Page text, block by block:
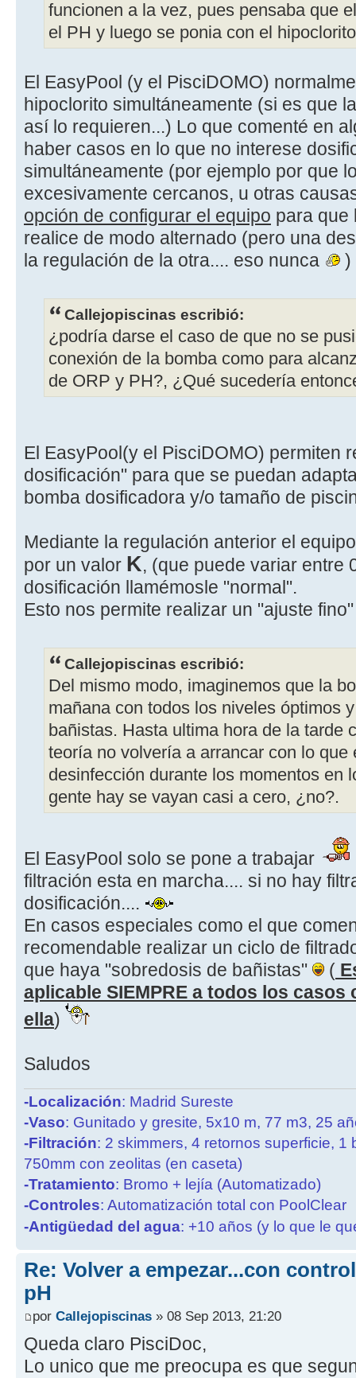
funcionen a la vez, pues pensaba que
el PH y luego se ponia con el
El EasyPool (y el PisciDOMO)
hipoclorito simultáneamente (si es que
así lo requieren...) Lo que comenté en
haber casos en lo que no interese
simultáneamente (por ejemplo por que
excesivamente cercanos, u otras
opción de configurar el equipo para que
realice de modo alternado (pero una
la regulación de la otra.... eso nunca
)
Callejopiscinas escribió:
¿podría darse el caso de que no se
conexión de la bomba como para
de ORP y PH?, ¿Qué sucedería
El EasyPool(y el PisciDOMO) permiten
dosificación" para que se puedan
bomba dosificadora y/o tamaño de
Mediante la regulación anterior el
por un valor K, (que puede variar entre
dosificación llamémosle "normal".
Esto nos permite realizar un "ajuste
Callejopiscinas escribió:
Del mismo modo, imaginemos que la
mañana con todos los niveles óptimos
bañistas. Hasta ultima hora de la tarde
teoría no volvería a arrancar con lo que
desinfección durante los momentos en
gente hay se vayan casi a cero, ¿no?.
El EasyPool solo se pone a trabajar
filtración esta en marcha.... si no hay
dosificación....
En casos especiales como el que
recomendable realizar un ciclo de
que haya "sobredosis de bañistas"
(
aplicable SIEMPRE a todos los
ella)
Saludos
-Localización: Madrid Sureste
-Vaso: Gunitado y gresite, 5x10 m, 77 m3, 25
-Filtración: 2 skimmers, 4 retornos superficie, 1
750mm con zeolitas (en caseta)
-Tratamiento: Bromo + lejía (Automatizado)
-Controles: Automatización total con PoolClear
-Antigüedad del agua: +10 años (y lo que le
Re: Volver a empezar...con
pH
por Callejopiscinas » 08 Sep 2013, 21:20
Queda claro PisciDoc,
Lo unico que me preocupa es que